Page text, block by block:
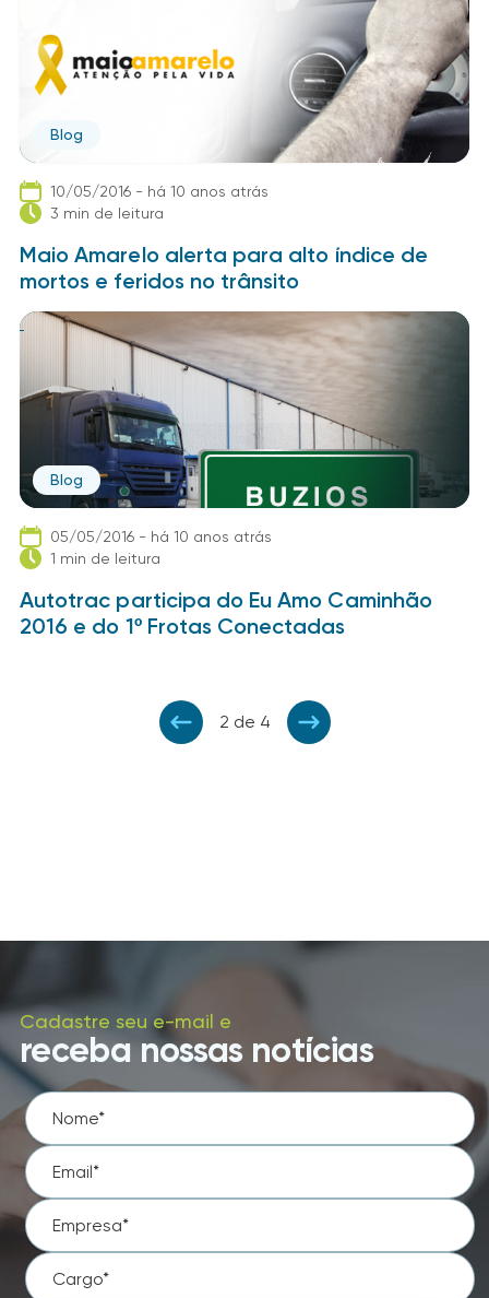
Blog
10/05/2016 - há 10 anos atrás
3 min de leitura
Maio Amarelo alerta para alto índice de
mortos e feridos no trânsito
Blog
05/05/2016 - há 10 anos atrás
1 min de leitura
Autotrac participa do Eu Amo Caminhão
2016 e do 1º Frotas Conectadas
2 de 4
Cadastre seu e-mail e
receba nossas notícias